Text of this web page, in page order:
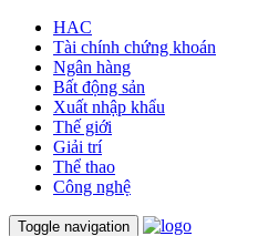
HAC
Tài chính chứng khoán
Ngân hàng
Bất động sản
Xuất nhập khẩu
Thế giới
Giải trí
Thể thao
Công nghệ
Toggle navigation